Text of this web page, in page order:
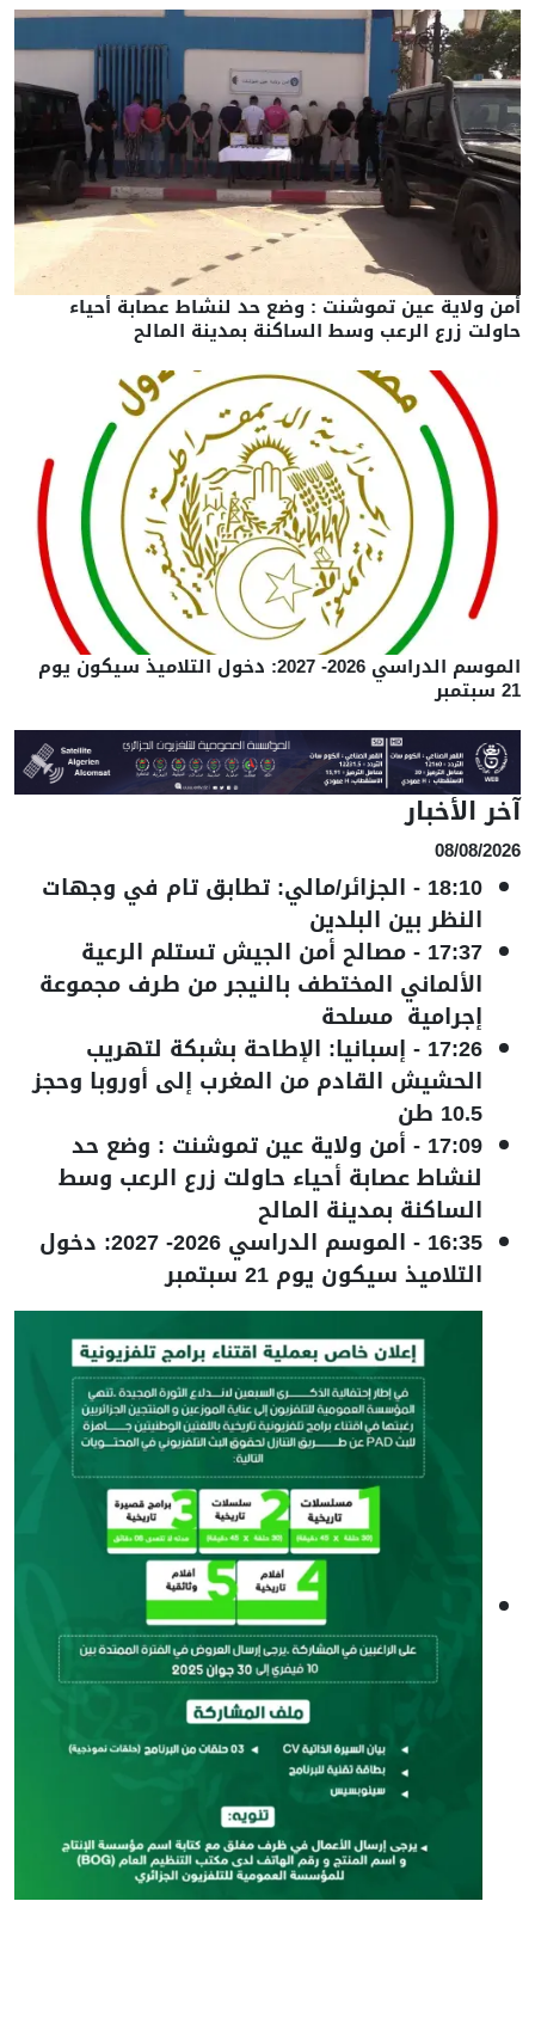
أمن ولاية عين تموشنت : وضع حد لنشاط عصابة أحياء
حاولت زرع الرعب وسط الساكنة بمدينة المالح
الموسم الدراسي 2026- 2027: دخول التلاميذ سيكون يوم
21 سبتمبر
آخر الأخبار
08/08/2026
18:10
- الجزائر/مالي: تطابق تام في وجهات
النظر بين البلدين
17:37
-مصالح أمن الجيش تستلم الرعية
الألماني المختطف بالنيجر من طرف مجموعة
إجرامية مسلحة
17:26
- إسبانيا: الإطاحة بشبكة لتهريب
الحشيش القادم من المغرب إلى أوروبا وحجز
10.5 طن
17:09
- أمن ولاية عين تموشنت : وضع حد
لنشاط عصابة أحياء حاولت زرع الرعب وسط
الساكنة بمدينة المالح
16:35
- الموسم الدراسي 2026- 2027: دخول
التلاميذ سيكون يوم 21 سبتمبر